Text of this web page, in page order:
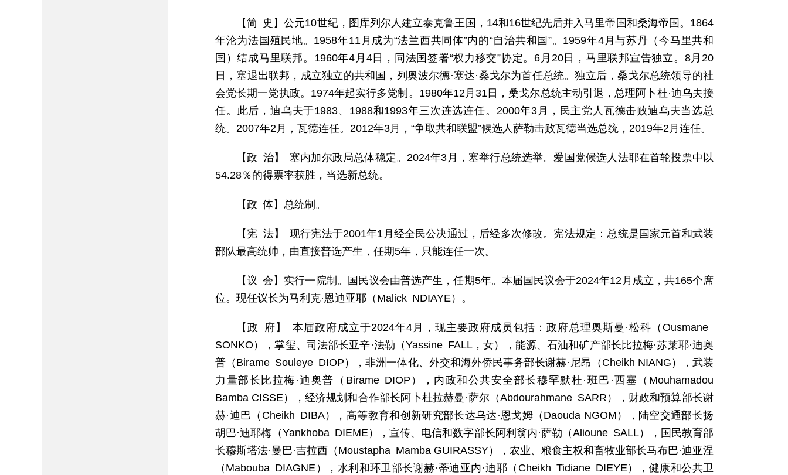
【简 史】公元10世纪，图库列尔人建立泰克鲁王国，14和16世纪先后并入马里帝国和桑海帝国。1864
年沦为法国殖民地。1958年11月成为“法兰西共同体”内的“自治共和国”。1959年4月与苏丹（今马里共和
国）结成马里联邦。1960年4月4日，同法国签署“权力移交”协定。6月20日，马里联邦宣告独立。8月20
日，塞退出联邦，成立独立的共和国，列奥波尔德·塞达·桑戈尔为首任总统。独立后，桑戈尔总统领导的社
会党长期一党执政。1974年起实行多党制。1980年12月31日，桑戈尔总统主动引退，总理阿卜杜·迪乌夫接
任。此后，迪乌夫于1983、1988和1993年三次连选连任。2000年3月，民主党人瓦德击败迪乌夫当选总
统。2007年2月，瓦德连任。2012年3月，“争取共和联盟”候选人萨勒击败瓦德当选总统，2019年2月连任。
【政 治】 塞内加尔政局总体稳定。2024年3月，塞举行总统选举。爱国党候选人法耶在首轮投票中以
54.28％的得票率获胜，当选新总统。
【政 体】总统制。
【宪 法】 现行宪法于2001年1月经全民公决通过，后经多次修改。宪法规定：总统是国家元首和武装
部队最高统帅，由直接普选产生，任期5年，只能连任一次。
【议 会】实行一院制。国民议会由普选产生，任期5年。本届国民议会于2024年12月成立，共165个席
位。现任议长为马利克·恩迪亚耶（Malick NDIAYE）。
【政 府】 本届政府成立于2024年4月，现主要政府成员包括：政府总理奥斯曼·松科（Ousmane
SONKO），掌玺、司法部长亚辛·法勒（Yassine FALL，女），能源、石油和矿产部长比拉梅·苏莱耶·迪奥
普（Birame Souleye DIOP），非洲一体化、外交和海外侨民事务部长谢赫·尼昂（Cheikh NIANG），武装
力量部长比拉梅·迪奥普（Birame DIOP），内政和公共安全部长穆罕默杜·班巴·西塞（Mouhamadou
Bamba CISSE），经济规划和合作部长阿卜杜拉赫曼·萨尔（Abdourahmane SARR），财政和预算部长谢
赫·迪巴（Cheikh DIBA），高等教育和创新研究部长达乌达·恩戈姆（Daouda NGOM），陆空交通部长扬
胡巴·迪耶梅（Yankhoba DIEME），宣传、电信和数字部长阿利翁内·萨勒（Alioune SALL），国民教育部
长穆斯塔法·曼巴·吉拉西（Moustapha Mamba GUIRASSY），农业、粮食主权和畜牧业部长马布巴·迪亚涅
（Mabouba DIAGNE），水利和环卫部长谢赫·蒂迪亚内·迪耶（Cheikh Tidiane DIEYE），健康和公共卫